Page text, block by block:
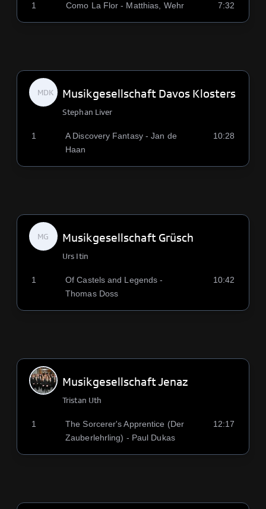
1 Como La Flor - Matthias, Wehr 7:32
MDK Musikgesellschaft Davos Klosters
Stephan Liver
1
A Discovery Fantasy - Jan de
Haan
10:28
MG Musikgesellschaft Grüsch
Urs Itin
1
Of Castels and Legends -
Thomas Doss
10:42
Musikgesellschaft Jenaz
Tristan Uth
1
The Sorcerer's Apprentice (Der
Zauberlehrling) - Paul Dukas
12:17